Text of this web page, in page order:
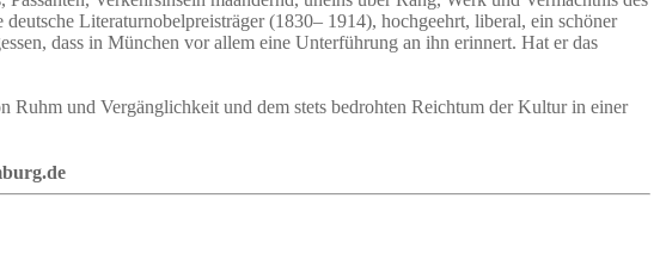
Literaturnobelpreisträger (1830– 1914), hochgeehrt, liberal, ein schöner
dass in München vor allem eine Unterführung an ihn erinnert. Hat er das
und Vergänglichkeit und dem stets bedrohten Reichtum der Kultur in einer